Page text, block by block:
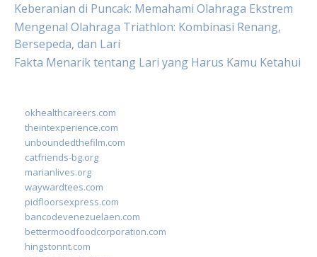
Keberanian di Puncak: Memahami Olahraga Ekstrem
Mengenal Olahraga Triathlon: Kombinasi Renang,
Bersepeda, dan Lari
Fakta Menarik tentang Lari yang Harus Kamu Ketahui
okhealthcareers.com
theintexperience.com
unboundedthefilm.com
catfriends-bg.org
marianlives.org
waywardtees.com
pidfloorsexpress.com
bancodevenezuelaen.com
bettermoodfoodcorporation.com
hingstonnt.com